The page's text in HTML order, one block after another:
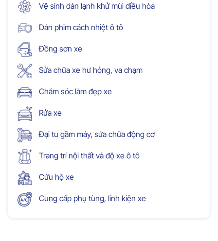
Vệ sinh dàn lạnh khử mùi điều hòa
Dán phim cách nhiệt ô tô
Đồng sơn xe
Sửa chữa xe hư hỏng, va chạm
Chăm sóc làm đẹp xe
Rửa xe
Đại tu gầm máy, sửa chữa động cơ
Trang trí nội thất và độ xe ô tô
Cứu hộ xe
Cung cấp phụ tùng, linh kiện xe